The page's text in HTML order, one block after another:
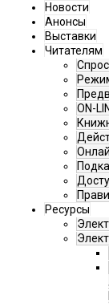
Новости
Анонсы
Выставки
Читателям
ON-
Ресурсы